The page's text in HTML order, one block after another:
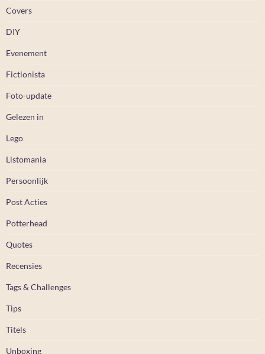
Covers
DIY
Evenement
Fictionista
Foto-update
Gelezen in
Lego
Listomania
Persoonlijk
Post Acties
Potterhead
Quotes
Recensies
Tags & Challenges
Tips
Titels
Unboxing